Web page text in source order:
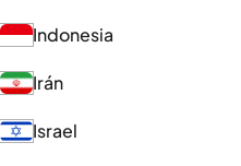
Indonesia
Irán
Israel